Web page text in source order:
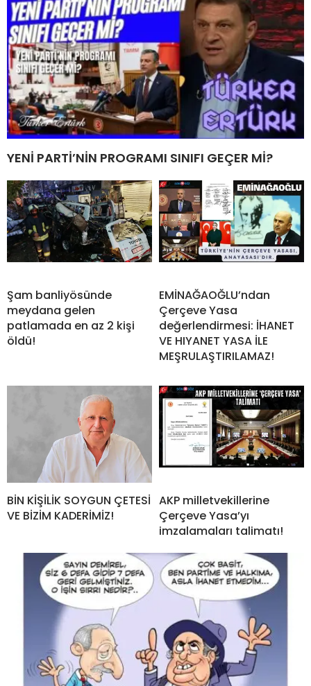
YENİ PARTİ’NİN PROGRAMI SINIFI GEÇER Mİ?
Şam banliyösünde
meydana gelen
patlamada en az 2 kişi
öldü!
EMİNAĞAOĞLU’ndan
Çerçeve Yasa
değerlendirmesi: İHANET
VE HIYANET YASA İLE
MEŞRULAŞTIRILAMAZ!
BİN KİŞİLİK SOYGUN ÇETESİ
VE BİZİM KADERİMİZ!
AKP milletvekillerine
Çerçeve Yasa’yı
imzalamaları talimatı!